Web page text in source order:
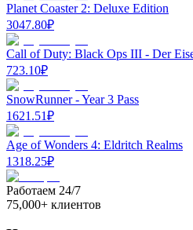
Planet Coaster 2: Deluxe Edition
3047.80₽
Call of Duty: Black Ops III - Der
723.10₽
SnowRunner - Year 3 Pass
1621.51₽
Age of Wonders 4: Eldritch Realms
1318.25₽
Работаем 24/7
75,000+ клиентов